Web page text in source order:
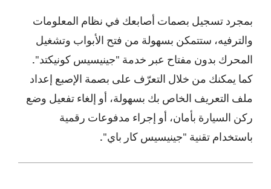
بمجرد تسجيل بصمات أصابعك في نظام المعلومات
والترفيه، ستتمكن بسهولة من فتح الأبواب وتشغيل
المحرك بدون مفتاح عبر خدمة "جينيسيس كونيكتد".
كما يمكنك من خلال التعرّف على بصمة الإصبع إعداد
ملف التعريف الخاص بك بسهولة، أو إلغاء تفعيل وضع
ركن السيارة بأمان، أو إجراء مدفوعات رقمية
باستخدام تقنية "جينيسيس كار باي".